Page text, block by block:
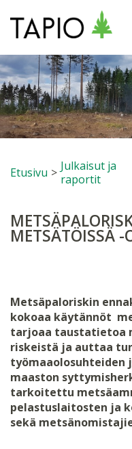
Etusivu > Julkaisut ja
raportit
METSÄTÖISSÄ -
Metsäpaloriskin
kokoaa käytännöt
tarjoaa taustatietoa
riskeistä ja auttaa
työmaaolosuhteiden
maaston
tarkoitettu
pelastuslaitosten ja
sekä